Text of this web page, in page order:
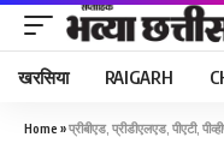
खरसिया RAIGARH
Home »प्रीबीएड, प्रीडीएलएड, पीएटी,